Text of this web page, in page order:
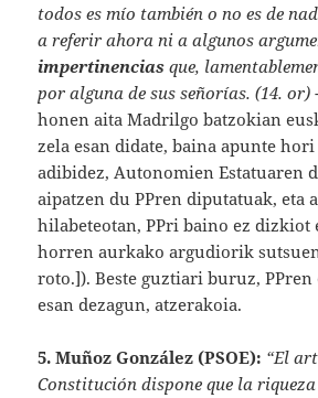
todos es mío también o no es de
a referir ahora ni a algunos
impertinencias que,
por alguna de sus señorías. (14. or)
honen aita Madrilgo batzokian
zela esan didate, baina apunte
adibidez, Autonomien Estatuaren
aipatzen du PPren diputatuak, eta
hilabeteotan, PPri baino ez dizkiot
horren aurkako argudiorik
roto.]). Beste guztiari buruz,
esan dezagun, atzerakoia.
5. Muñoz González (PSOE): “El
Constitución dispone que la